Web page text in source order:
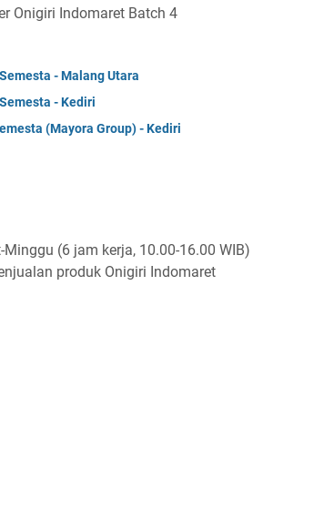
Onigiri Indomaret Batch 4
- Malang Utara
- Kediri
(Mayora Group) - Kediri
(6 jam kerja, 10.00-16.00 WIB)
produk Onigiri Indomaret